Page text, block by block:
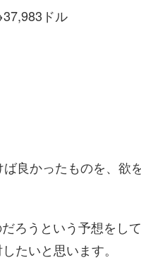
ドル
良かったものを、欲
ろうという予想をし
たいと思います。